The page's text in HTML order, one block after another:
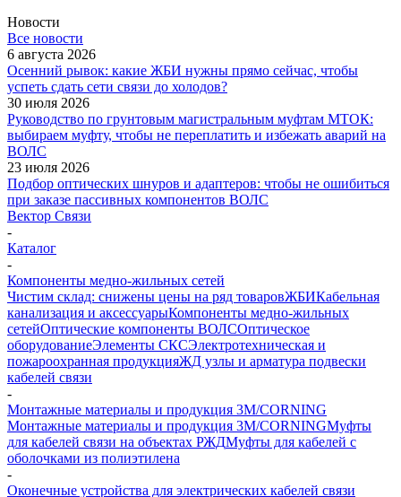
Новости
Все новости
6 августа 2026
Осенний рывок: какие ЖБИ нужны прямо сейчас, чтобы
успеть сдать сети связи до холодов?
30 июля 2026
Руководство по грунтовым магистральным муфтам МТОК:
выбираем муфту, чтобы не переплатить и избежать аварий на
ВОЛС
23 июля 2026
Подбор оптических шнуров и адаптеров: чтобы не ошибиться
при заказе пассивных компонентов ВОЛС
Вектор Связи
-
Каталог
-
Компоненты медно-жильных сетей
Чистим склад: снижены цены на ряд товаровЖБИКабельная
канализация и аксессуарыКомпоненты медно-жильных
сетейОптические компоненты ВОЛСОптическое
оборудованиеЭлементы СКСЭлектротехническая и
пожароохранная продукцияЖД узлы и арматура подвески
кабелей связи
-
Монтажные материалы и продукция 3M/CORNING
Монтажные материалы и продукция 3M/CORNINGМуфты
для кабелей связи на объектах РЖДМуфты для кабелей с
оболочками из полиэтилена
-
Оконечные устройства для электрических кабелей связи